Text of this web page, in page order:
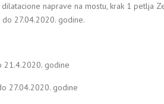
naprave na mostu, krak 1 petlja
27.04.2020. godine.
21.4.2020. godine
27.04.2020. godine